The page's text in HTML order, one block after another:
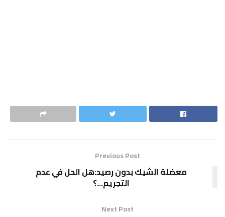
Previous Post
معضلة الشيك بدون رصيد:هل الحل في عدم
التجريم…؟
Next Post